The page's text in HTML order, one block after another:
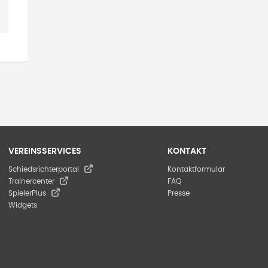
VEREINSSERVICES
Schiedsrichterportal
Trainercenter
SpielerPlus
Widgets
KONTAKT
Kontaktformular
FAQ
Presse